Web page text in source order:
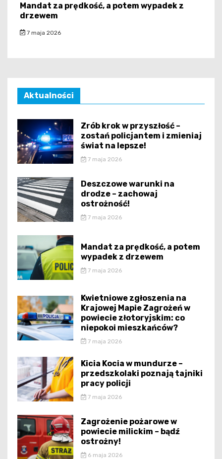
Mandat za prędkość, a potem wypadek z
drzewem
7 maja 2026
Aktualności
Zrób krok w przyszłość –
zostań policjantem i zmieniaj
świat na lepsze!
7 maja 2026
Deszczowe warunki na
drodze – zachowaj
ostrożność!
7 maja 2026
Mandat za prędkość, a potem
wypadek z drzewem
7 maja 2026
Kwietniowe zgłoszenia na
Krajowej Mapie Zagrożeń w
powiecie złotoryjskim: co
niepokoi mieszkańców?
7 maja 2026
Kicia Kocia w mundurze –
przedszkolaki poznają tajniki
pracy policji
7 maja 2026
Zagrożenie pożarowe w
powiecie milickim – bądź
ostrożny!
6 maja 2026